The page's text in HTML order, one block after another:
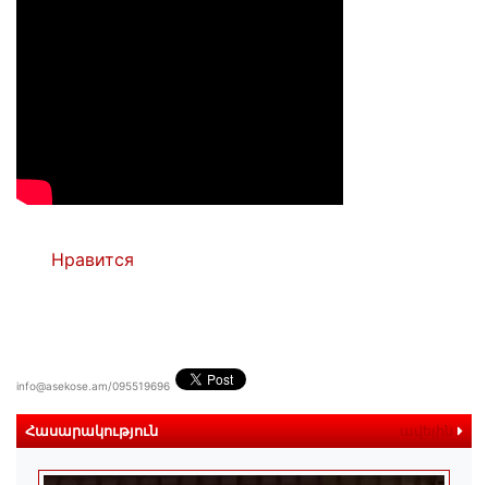
Нравится
info@asekose.am/095519696
Հասարակություն ավելին